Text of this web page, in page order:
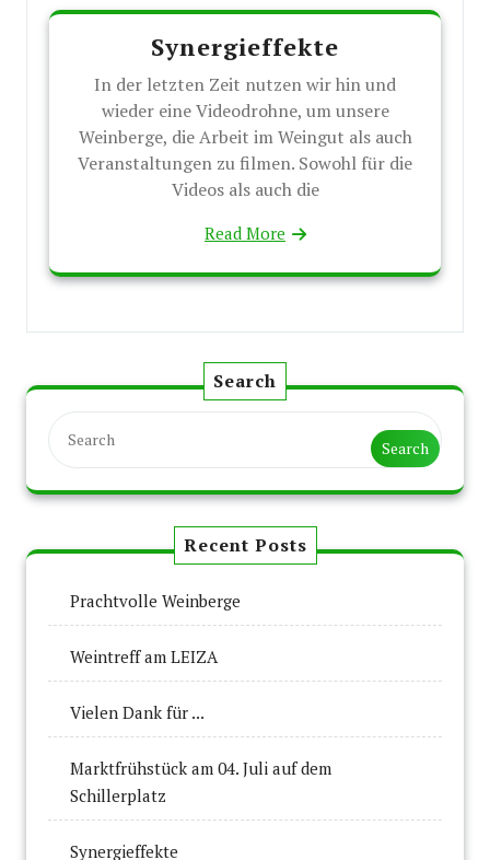
Synergieffekte
In der letzten Zeit nutzen wir hin und
wieder eine Videodrohne, um unsere
Weinberge, die Arbeit im Weingut als auch
Veranstaltungen zu filmen. Sowohl für die
Videos als auch die
Read More
Search
Search
Search
Recent Posts
Prachtvolle Weinberge
Weintreff am LEIZA
Vielen Dank für ...
Marktfrühstück am 04. Juli auf dem
Schillerplatz
Synergieffekte